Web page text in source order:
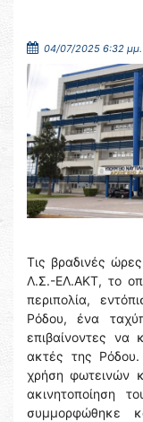
04/07/2025 6:32 μμ.
Τις βραδινές
Λ.Σ.-ΕΛ.ΑΚΤ, το
περιπολία,
Ρόδου, ένα
επιβαίνοντες να
ακτές της
χρήση φωτεινών
ακινητοποίηση
συμμορφώθηκε